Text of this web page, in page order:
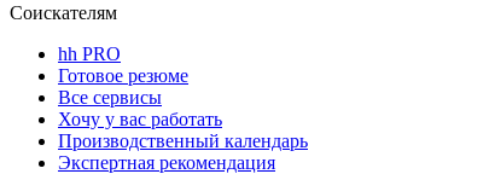
Соискателям
hh PRO
Готовое резюме
Все сервисы
Хочу у вас работать
Производственный календарь
Экспертная рекомендация